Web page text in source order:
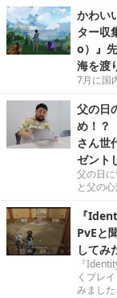
かわい
ター収
o）』
海を渡
7月に国
父の日
め！？
さん世
ゼント
父の日
と父の
『
PvEと
してみ
『
くプレ
みました